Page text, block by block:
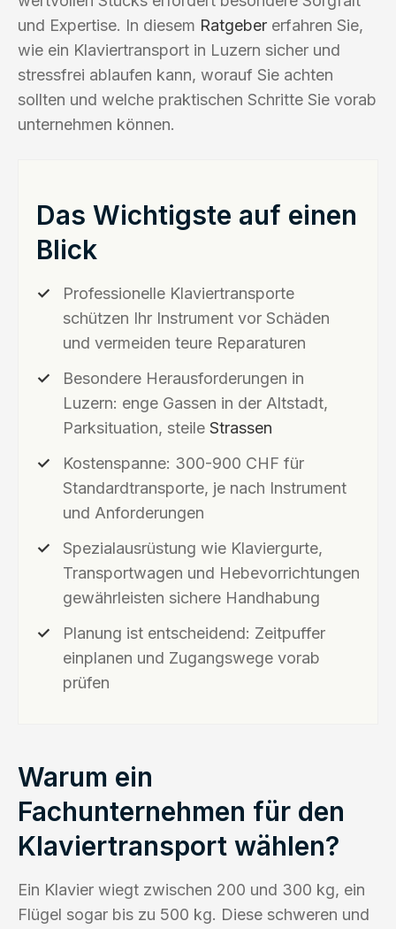
und Expertise. In diesem Ratgeber erfahren Sie,
wie ein Klaviertransport in Luzern sicher und
stressfrei ablaufen kann, worauf Sie achten
sollten und welche praktischen Schritte Sie vorab
unternehmen können.
Das Wichtigste auf einen
Blick
Professionelle Klaviertransporte
schützen Ihr Instrument vor Schäden
und vermeiden teure Reparaturen
Besondere Herausforderungen in
Luzern: enge Gassen in der Altstadt,
Parksituation, steile Strassen
Kostenspanne: 300-900 CHF für
Standardtransporte, je nach Instrument
und Anforderungen
Spezialausrüstung wie Klaviergurte,
Transportwagen und Hebevorrichtungen
gewährleisten sichere Handhabung
Planung ist entscheidend: Zeitpuffer
einplanen und Zugangswege vorab
prüfen
Warum ein
Fachunternehmen für den
Klaviertransport wählen?
Ein Klavier wiegt zwischen 200 und 300 kg, ein
Flügel sogar bis zu 500 kg. Diese schweren und